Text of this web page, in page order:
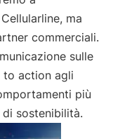
ma
commerciali.
sulle
to action agli
più
sostenibilità.